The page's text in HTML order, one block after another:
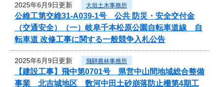
2025年6月9日更新 大垣土木事務所
公維工第交維31-A039-1号 公共 防災・安全交付金
（交通安全）（一）岐阜千本松原公園自転車道線 自
転車道 改修工事に関する一般競争入札公告
2025年6月9日更新 飛騨農林事務所
【建設工事】飛中第0701号 県営中山間地域総合整備
事業 北吉城地区 数河中田土砂崩落防止柵第4期工